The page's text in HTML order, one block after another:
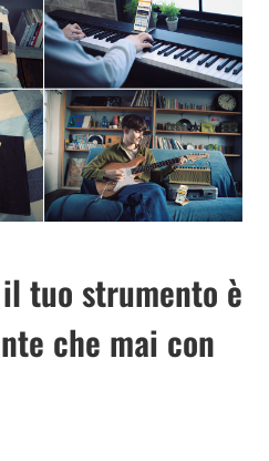
tuo strumento è
che mai con